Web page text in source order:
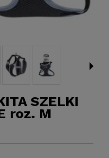
BIOKLAR
SZELKI
roz. M